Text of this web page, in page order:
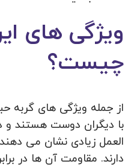
ویژگی های
چیست؟
از جمله ویژگی های
با دیگران دوست هستند و
العمل زیادی نشان می
دارند. مقاومت آن ها در